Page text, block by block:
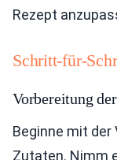
Rezept
Schritt-für-
Vorbereitung
Beginne mit der
Zutaten. Nimm